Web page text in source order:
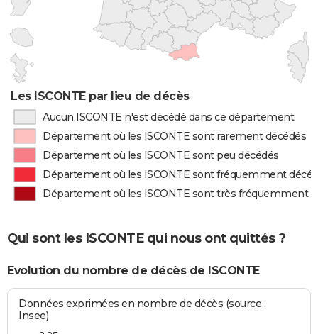
Les ISCONTE par lieu de décès
Aucun ISCONTE n'est décédé dans ce département
Département où les ISCONTE sont rarement décédés
Département où les ISCONTE sont peu décédés
Département où les ISCONTE sont fréquemment
Département où les ISCONTE sont très fréquemment
Qui sont les ISCONTE qui nous ont quittés ?
Evolution du nombre de décès de ISCONTE
Données exprimées en nombre de décès (source :
Insee)